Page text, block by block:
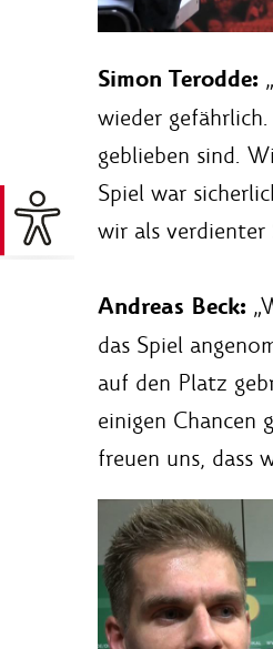
Simon Terodde:
wieder
geblieben sind.
Spiel war
wir als verdienter
Andreas Beck:
das Spiel
auf den Platz
einigen Chancen
freuen uns, dass